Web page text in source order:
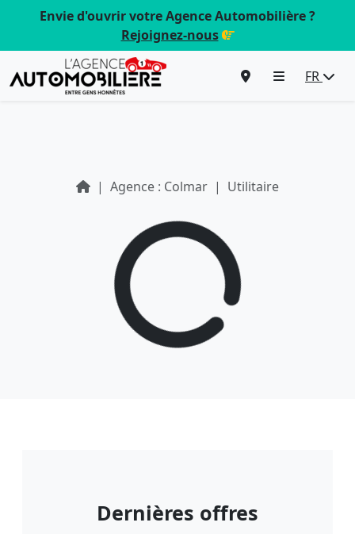
Envie d'ouvrir votre Agence Automobilière ?
Rejoignez-nous
FR
Agence : Colmar Utilitaire
Dernières offres